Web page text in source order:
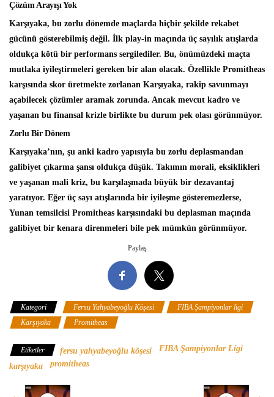
Çözüm Arayışı Yok
Karşıyaka, bu zorlu dönemde maçlarda hiçbir şekilde rekabet
gücünü gösterebilmiş değil. İlk play-in maçında üç sayılık atışlarda
oldukça kötü bir performans sergilediler. Bu, önümüzdeki maçta
mutlaka iyileştirmeleri gereken bir alan olacak. Özellikle Promitheas
karşısında skor üretmekte zorlanan Karşıyaka, rakip savunmayı
açabilecek çözümler aramak zorunda. Ancak mevcut kadro ve
yaşanan bu finansal krizle birlikte bu durum pek olası görünmüyor.
Zorlu Bir Dönem
Karşıyaka’nın, şu anki kadro yapısıyla bu zorlu deplasmandan
galibiyet çıkarma şansı oldukça düşük. Takımın morali, eksiklikleri
ve yaşanan mali kriz, bu karşılaşmada büyük bir dezavantaj
yaratıyor. Eğer üç sayı atışlarında bir iyileşme gösteremezlerse,
Yunan temsilcisi Promitheas karşısındaki bu deplasman maçında
galibiyet bir kenara direnmeleri bile pek mümkün görünmüyor.
Paylaş
Kategori Fersu Yahyabeyoğlu Köşesi
FIBA Şampiyonlar ligi
Karşıyaka
Promitheas
Etiketler fersu yahyabeyoğlu köşesi
FIBA Şampiyonlar Ligi
karşıyaka
promitheas